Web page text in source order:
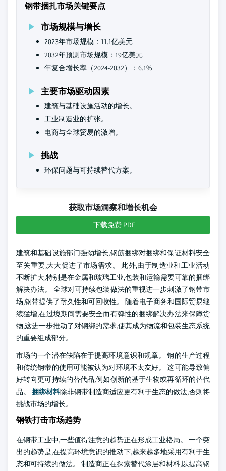
钢带捆扎市场关键要点
市场规模与增长
2023年市场规模：11.1亿美元
2032年预测市场规模：19亿美元
年复合增长率（2024-2032）：6.1%
主要市场驱动因素
建筑与基础设施活动的增长。
工业制造业的扩张。
电商与全球贸易的激增。
挑战
环保问题与可持续替代方案。
获取市场洞察和增长机会
下载免费 PDF
建筑和基础设施部门强劲增长,钢筋捆绑对捆绑和保证材料安全
至关重要,大大促进了市场需求。 此外,由于制造业和工业活动
不断扩大,特别是在金属和玻璃工业,包装和运输需要可靠的捆绑
解决办法。 全球对可持续包装做法的重视进一步刺激了钢带市
场,钢带提供了耐久性和可回收性。 随着电子商务和国际贸易继
续猛增,在过境期间需要安全而有弹性的捆绑解决办法来保障货
物,这进一步推动了对钢绑的需求,使其成为物流和包装生态系统
的重要组成部分。
市场的一个潜在缺陷在于提高环境意识和规章。 钢的生产过程
和传统钢带的使用可能被认为对环境不太友好。 这可能导致偏
好转向更可持续的替代品,例如创新的基于生物或再循环的替代
品。 捆绑材料除非钢带制造商适应更有利于生态的做法,否则将
挑战市场的增长。
钢铁打击市场趋势
在钢带工业中,一些值得注意的趋势正在形成工业格局。 一个突
出的趋势是,在提高环境意识的推动下,越来越多地采用有利于生
态和可持续的做法。 制造商正在探索替代涂层和材料,以提高钢